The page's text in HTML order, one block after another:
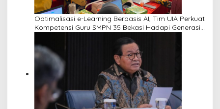
Optimalisasi e-Learning Berbasis AI, Tim UIA Perkuat
Kompetensi Guru SMPN 35 Bekasi Hadapi Generasi